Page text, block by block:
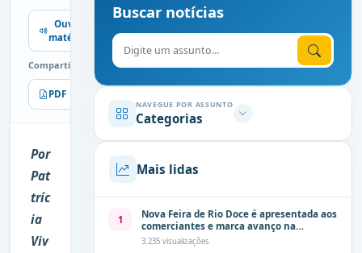
Ouvir
matéria
Compartilhe
PDF Imprimir
Por
Pat
tríc
ia
Viv
Buscar notícias
Digite o assunto
NAVEGUE POR ASSUNTO
Categorias
Mais lidas
1
Nova Feira de Rio Doce é apresentada aos
comerciantes e marca avanço na
modernização dos espaços públicos de
3.235 visualizações